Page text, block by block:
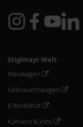
Stiglmayr Welt
Neuwagen
Gebrauchtwagen
E-Mobilität
Karriere & Jobs